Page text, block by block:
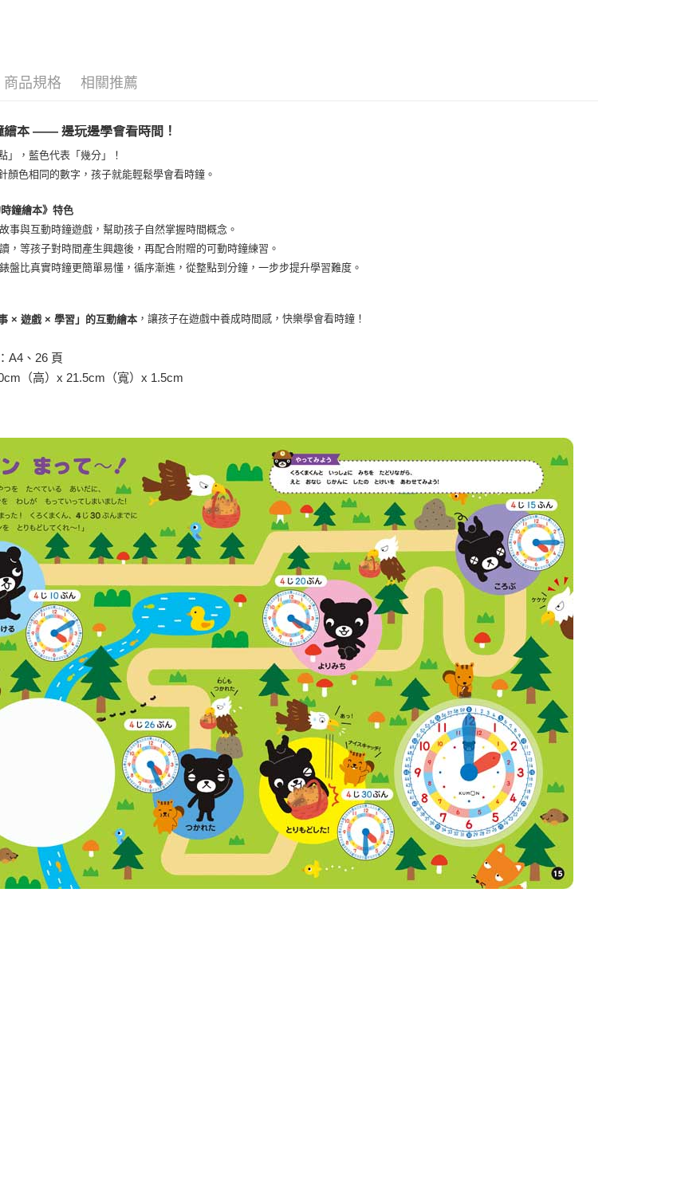
商品規格 相關推薦
繪本 —— 邊玩邊學會看時間！
」，藍色代表「幾分」！
顏色相同的數字，孩子就能輕鬆學會看時鐘。
時鐘繪本》特色
事與互動時鐘遊戲，幫助孩子自然掌握時間概念。
，等孩子對時間產生興趣後，再配合附贈的可動時鐘練習。
盤比真實時鐘更簡單易懂，循序漸進，從整點到分鐘，一步步提升學習難度。
× 遊戲 × 學習」的互動繪本 ，讓孩子在遊戲中養成時間感，快樂學會看時鐘！
A4、26 頁
（高）x 21.5cm（寬）x 1.5cm